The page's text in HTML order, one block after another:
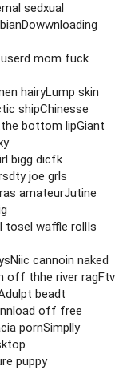
sedxual
mom fuck
hairyLump skin
shipChinesse
bottom lipGiant
bigg dicfk
joe grls
amateurJutine
tosel waffle rollIs
cannoin naked
off thhe river ragFtv
beadt
off free
pornSimplly
puppy